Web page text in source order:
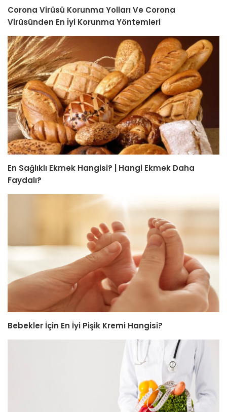
Corona Virüsü Korunma Yolları Ve Corona
Virüsünden En İyi Korunma Yöntemleri
En Sağlıklı Ekmek Hangisi? | Hangi Ekmek Daha
Faydalı?
Bebekler İçin En İyi Pişik Kremi Hangisi?